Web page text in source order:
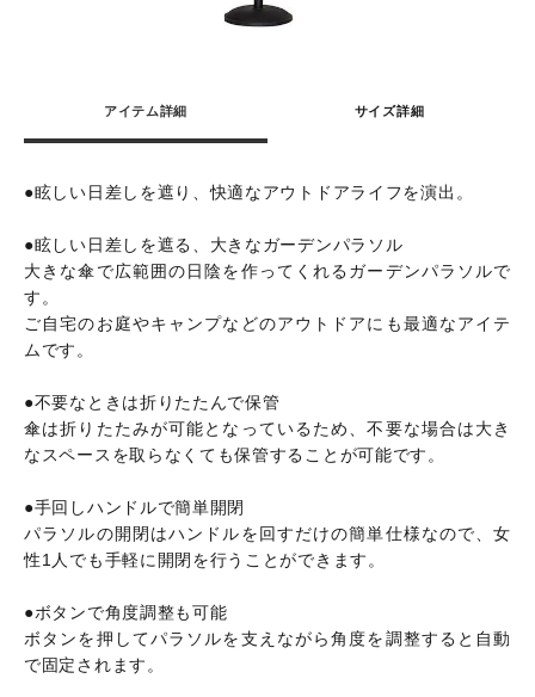
アイテム詳細 サイズ詳細
●眩しい日差しを遮り、快適なアウトドアライフを演出。
●眩しい日差しを遮る、大きなガーデンパラソル
大きな傘で広範囲の日陰を作ってくれるガーデンパラソルで
す。
ご自宅のお庭やキャンプなどのアウトドアにも最適なアイテ
ムです。
●不要なときは折りたたんで保管
傘は折りたたみが可能となっているため、不要な場合は大き
なスペースを取らなくても保管することが可能です。
●手回しハンドルで簡単開閉
パラソルの開閉はハンドルを回すだけの簡単仕様なので、女
性1人でも手軽に開閉を行うことができます。
●ボタンで角度調整も可能
ボタンを押してパラソルを支えながら角度を調整すると自動
で固定されます。